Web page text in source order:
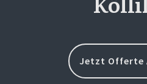
Jetzt Offerte